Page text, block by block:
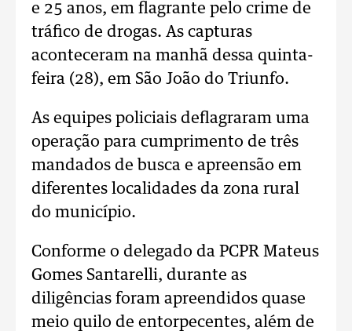
e 25 anos, em flagrante pelo crime de
tráfico de drogas. As capturas
aconteceram na manhã dessa quinta-
feira (28), em São João do Triunfo.
As equipes policiais deflagraram uma
operação para cumprimento de três
mandados de busca e apreensão em
diferentes localidades da zona rural
do município.
Conforme o delegado da PCPR Mateus
Gomes Santarelli, durante as
diligências foram apreendidos quase
meio quilo de entorpecentes, além de